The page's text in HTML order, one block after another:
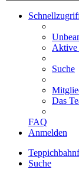
Aktive
Suche
Das
FAQ
Anmelden
Suche